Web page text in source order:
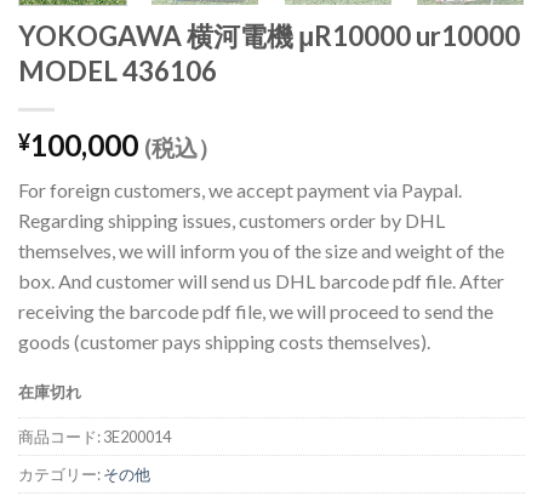
YOKOGAWA 横河電機 μR10000 ur10000
MODEL 436106
¥100,000 (税込）
For foreign customers, we accept payment via Paypal.
Regarding shipping issues, customers order by DHL
themselves, we will inform you of the size and weight of the
box. And customer will send us DHL barcode pdf file. After
receiving the barcode pdf file, we will proceed to send the
goods (customer pays shipping costs themselves).
在庫切れ
商品コード:3E200014
カテゴリー:その他